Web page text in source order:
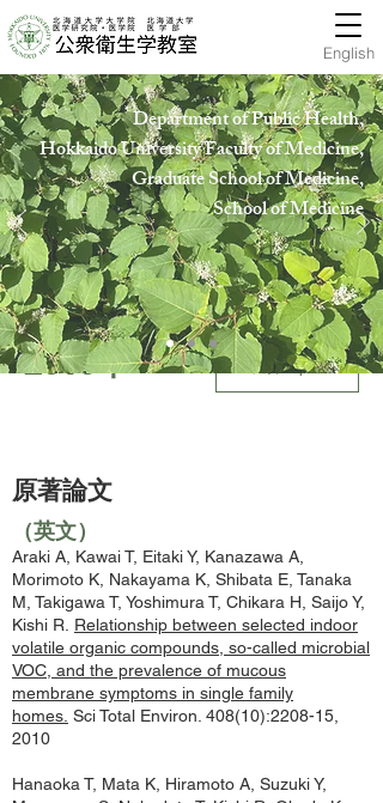
English
Department of Public Health,
Hokkaido University Faculty of Medicine,
Graduate School of Medicine,
School of Medicine
2010年 業績Top
原著論文
（英文）
Araki A, Kawai T, Eitaki Y, Kanazawa A,
Morimoto K, Nakayama K, Shibata E, Tanaka
M, Takigawa T, Yoshimura T, Chikara H, Saijo Y,
Kishi R. Relationship between selected indoor
volatile organic compounds, so-called microbial
VOC, and the prevalence of mucous
membrane symptoms in single family
homes. Sci Total Environ. 408(10):2208-15,
2010
Hanaoka T, Mata K, Hiramoto A, Suzuki Y,